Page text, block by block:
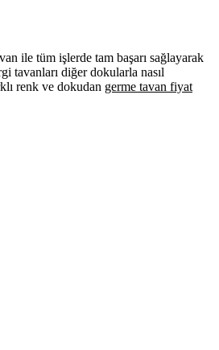
ile tüm işlerde tam başarı sağlayarak
tavanları diğer dokularla nasıl
renk ve dokudan germe tavan fiyat